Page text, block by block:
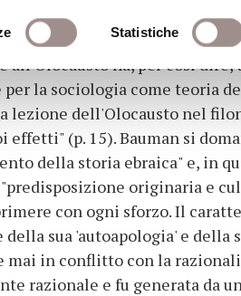
Statistiche
ha, per così
la sociologia come teoria
lezione dell'Olocausto nel
effetti" (p. 15). Bauman si
della storia ebraica" e, in
originaria e
con ogni sforzo. Il
sua 'autoapologia' e della
in conflitto con la
razionale e fu generata da